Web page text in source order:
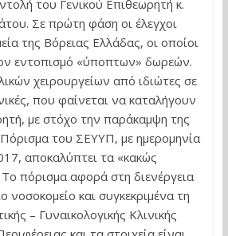
του Γενικού Επιθεωρητή κ.
Σε πρώτη φάση οι έλεγχοι
της Βόρειας Ελλάδας, οι οποίοι
εντοπισμό «ύποπτων» δωρεών.
χειρουργείων από ιδιώτες σε
που φαίνεται να καταλήγουν
με στόχο την παράκαμψη της
του ΣΕΥΥΠ, με ημερομηνία
αποκαλύπτει τα «κακώς
πόρισμα αφορά στη διενέργεια
νοσοκομείο και συγκεκριμένα τη
– Γυναικολογικής Κλινικής